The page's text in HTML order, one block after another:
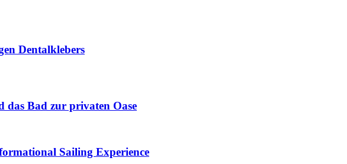
Dentalklebers
das Bad zur privaten Oase
Sailing Experience